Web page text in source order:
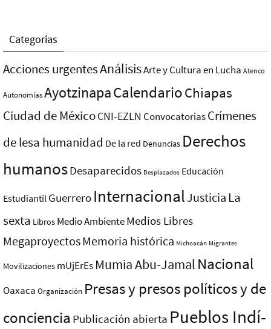
Categorías
Acciones urgentesAnálisisArte y Cultura en Lucha Atenco
AutonomíasAyotzinapaCalendarioChiapas
Ciudad de MéxicoCNI-EZLN ConvocatoriasCrímenes
de lesa humanidad De la red Denuncias Derechos
humanosDesaparecidos Desplazados Educación
Estudiantil Guerrero InternacionalJusticia La
sexta Libros Medio AmbienteMedios Libres
MegaproyectosMemoria histórica Michoacán Migrantes
Movilizaciones mUjErEs Mumia Abu-Jamal Nacional
Oaxaca Organización Presas y presos polí­ticos y de
conciencia Publicación abierta Pueblos Indí­